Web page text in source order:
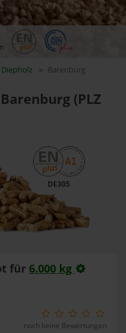
Diepholz Barenburg
(PLZ
DE305
für 6.000 kg
noch keine Bewertungen